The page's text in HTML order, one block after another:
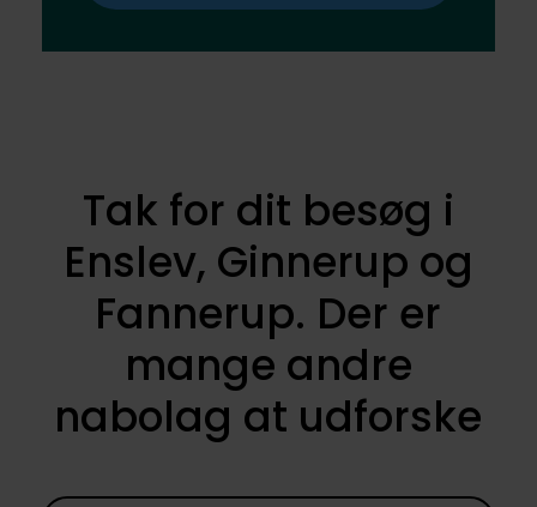
Tak for dit besøg i
Enslev, Ginnerup og
Fannerup. Der er
mange andre
nabolag at udforske